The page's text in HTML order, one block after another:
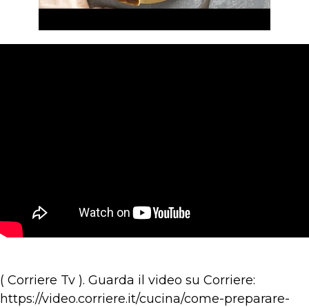
( Corriere Tv ). Guarda il video su Corriere:
https://video.corriere.it/cucina/come-preparare-